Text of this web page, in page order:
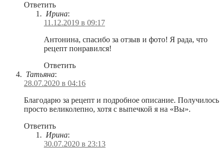
Ответить
Ирина:
11.12.2019 в 09:17
Антонина, спасибо за отзыв и фото! Я рада, что
рецепт понравился!
Ответить
Татьяна:
28.07.2020 в 04:16
Благодарю за рецепт и подробное описание. Получилось
просто великолепно, хотя с выпечкой я на «Вы».
Ответить
Ирина:
30.07.2020 в 23:13